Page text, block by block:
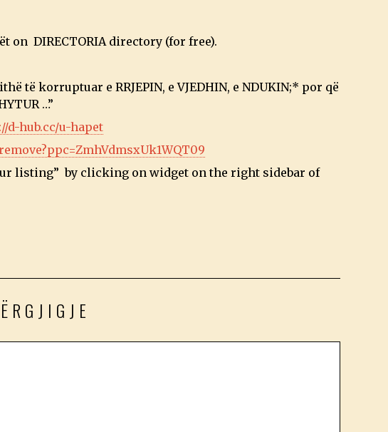
on DIRECTORIA directory (for free).
të korruptuar e RRJEPIN, e VJEDHIN, e NDUKIN;* por që
…”
d-hub.cc/u-hapet
listing” by clicking on widget on the right sidebar of